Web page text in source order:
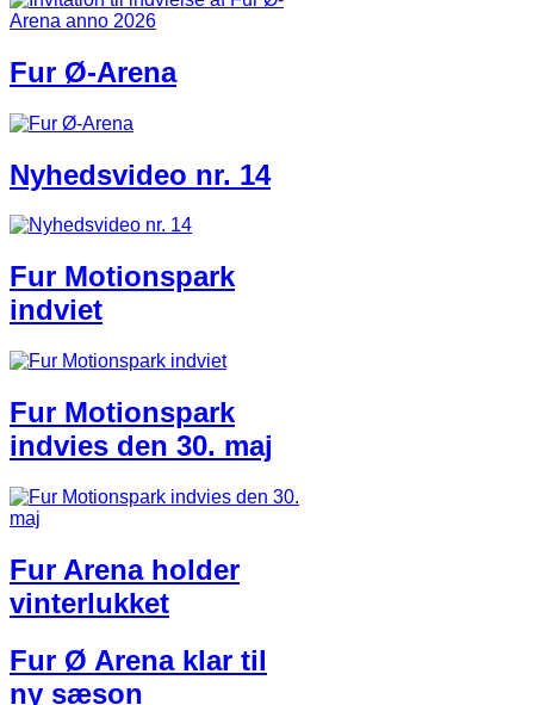
Fur Ø-Arena
Nyhedsvideo nr. 14
Fur Motionspark
indviet
Fur Motionspark
indvies den 30. maj
Fur Arena holder
vinterlukket
Fur Ø Arena klar til
ny sæson